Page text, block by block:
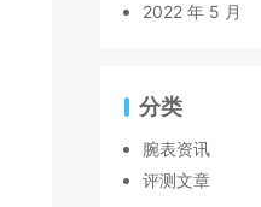
2022 年 5 月
分类
腕表资讯
评测文章